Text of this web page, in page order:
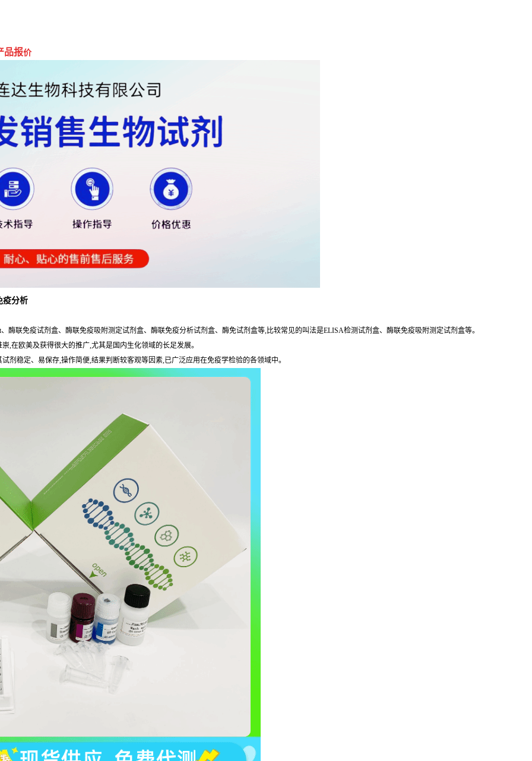
品报价
疫分析
酶联免疫试剂盒、酶联免疫吸附测定试剂盒、酶联免疫分析试剂盒、酶免试剂盒等,比较常见的叫法是ELISA检测试剂盒、酶联免疫吸附测定试剂盒等。
,在欧美及获得很大的推广,尤其是国内生化领域的长足发展。
剂稳定、易保存,操作简便,结果判断较客观等因素,已广泛应用在免疫学检验的各领域中。